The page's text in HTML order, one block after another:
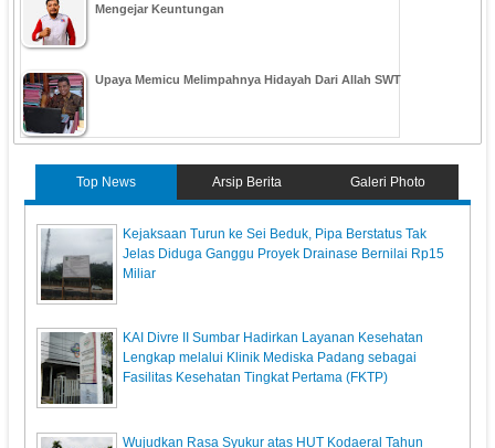
Mengejar Keuntungan
Upaya Memicu Melimpahnya Hidayah Dari Allah SWT
Top News Arsip Berita Galeri Photo
Kejaksaan Turun ke Sei Beduk, Pipa Berstatus Tak
Jelas Diduga Ganggu Proyek Drainase Bernilai Rp15
Miliar
KAI Divre II Sumbar Hadirkan Layanan Kesehatan
Lengkap melalui Klinik Mediska Padang sebagai
Fasilitas Kesehatan Tingkat Pertama (FKTP)
Wujudkan Rasa Syukur atas HUT Kodaeral Tahun